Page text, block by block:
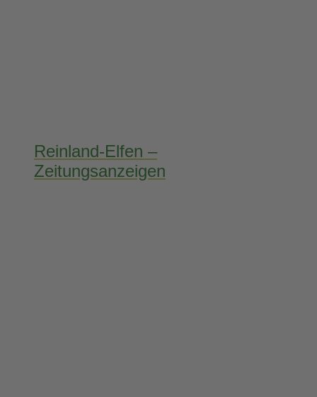
Reinland-Elfen –
Zeitungsanzeigen